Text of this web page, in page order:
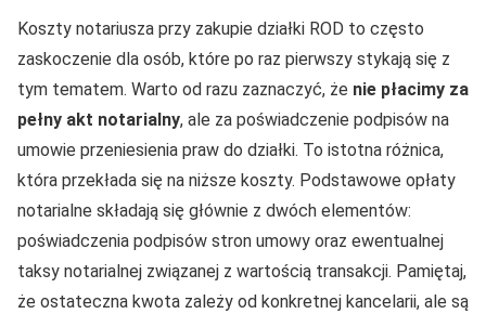
Koszty notariusza przy zakupie działki ROD to często
zaskoczenie dla osób, które po raz pierwszy stykają się z
tym tematem. Warto od razu zaznaczyć, że nie płacimy za
pełny akt notarialny, ale za poświadczenie podpisów na
umowie przeniesienia praw do działki. To istotna różnica,
która przekłada się na niższe koszty. Podstawowe opłaty
notarialne składają się głównie z dwóch elementów:
poświadczenia podpisów stron umowy oraz ewentualnej
taksy notarialnej związanej z wartością transakcji. Pamiętaj,
że ostateczna kwota zależy od konkretnej kancelarii, ale są